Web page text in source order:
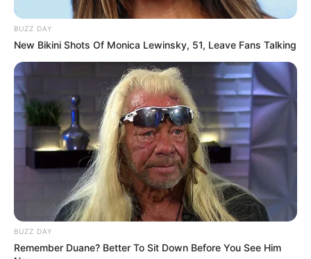
BUZZ DAY
New Bikini Shots Of Monica Lewinsky, 51, Leave Fans Talking
BUZZ DAY
Remember Duane? Better To Sit Down Before You See Him